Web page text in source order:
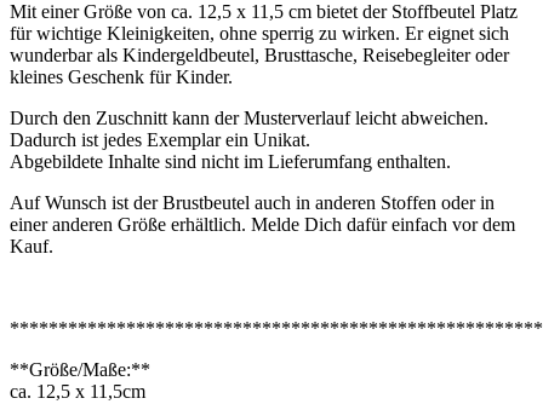
Mit einer Größe von ca. 12,5 x 11,5 cm bietet der Stoffbeutel Platz
für wichtige Kleinigkeiten, ohne sperrig zu wirken. Er eignet sich
wunderbar als Kindergeldbeutel, Brusttasche, Reisebegleiter oder
kleines Geschenk für Kinder.
Durch den Zuschnitt kann der Musterverlauf leicht abweichen.
Dadurch ist jedes Exemplar ein Unikat.
Abgebildete Inhalte sind nicht im Lieferumfang enthalten.
Auf Wunsch ist der Brustbeutel auch in anderen Stoffen oder in
einer anderen Größe erhältlich. Melde Dich dafür einfach vor dem
Kauf.
**Größe/Maße:**
ca. 12,5 x 11,5cm